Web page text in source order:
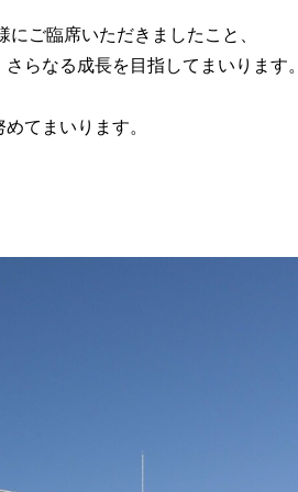
ご臨席いただきましたこと、
らなる成長を目指してまいります。
てまいります。